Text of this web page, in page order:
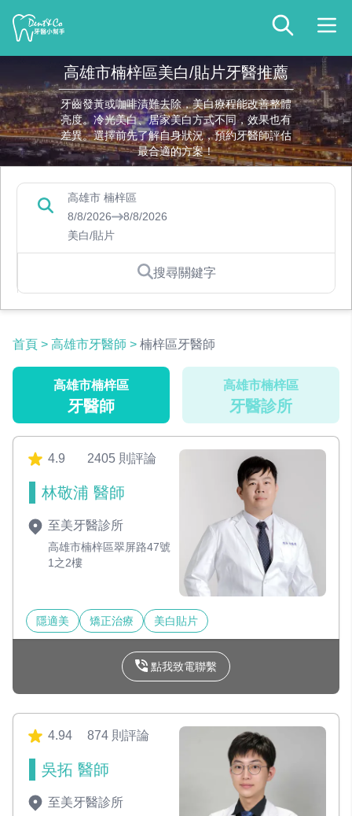
高雄市楠梓區美白/貼片牙醫推薦
牙齒發黃或咖啡漬難去除，美白療程能改善整體
亮度。冷光美白、居家美白方式不同，效果也有
差異。選擇前先了解自身狀況，預約牙醫師評估
最合適的方案！
高雄市 楠梓區
8/8/2026
8/8/2026
美白/貼片
搜尋關鍵字
首頁 > 高雄市牙醫師 > 楠梓區牙醫師
高雄市楠梓區
牙醫師
高雄市楠梓區
牙醫診所
4.9 2405 則評論
林敬浦 醫師
至美牙醫診所
高雄市楠梓區翠屏路47號
1之2樓
隱適美 矯正治療 美白貼片
點我致電聯繫
4.94 874 則評論
吳拓 醫師
至美牙醫診所